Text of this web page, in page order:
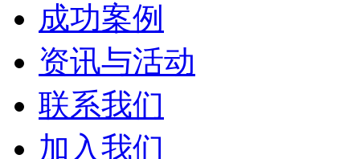
成功案例
资讯与活动
联系我们
加入我们